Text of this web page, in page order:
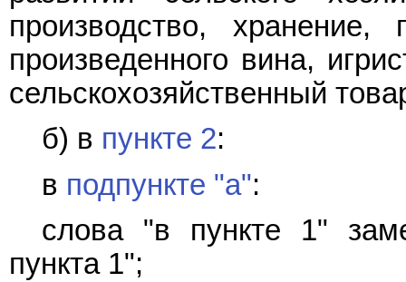
производство,
произведенного вина,
сельскохозяйственный
б) в пункте 2:
в подпункте "а":
слова "в пункте 1"
пункта 1";